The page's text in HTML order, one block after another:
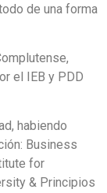
de una forma
el IEB y PDD
habiendo
Business
for
& Principios